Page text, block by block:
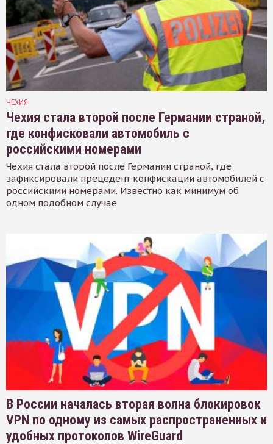
ЧЕХИЯ
Чехия стала второй после Германии страной,
где конфисковали автомобиль с
российскими номерами
Чехия стала второй после Германии страной, где
зафиксировали прецедент конфискации автомобилей с
российскими номерами. Известно как минимум об
одном подобном случае
В России началась вторая волна блокировок
VPN по одному из самых распространенных и
удобных протоколов WireGuard